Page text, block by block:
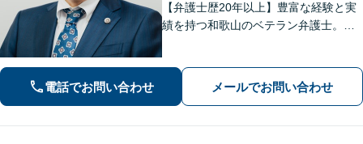
【弁護士歴20年以上】豊富な経験と実
績を持つ和歌山のベテラン弁護士。
性弁護士も在籍。DV／モラハラ・お子
さまの問題も親身に取り組む【夜間・
電話でお問い合わせ メールでお問い合わせ